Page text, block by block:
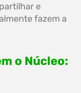
e
fazem a
o Núcleo: